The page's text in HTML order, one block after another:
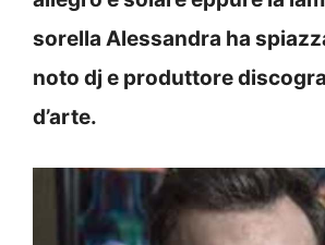
sorella Alessandra ha
noto dj e produttore
d’arte.